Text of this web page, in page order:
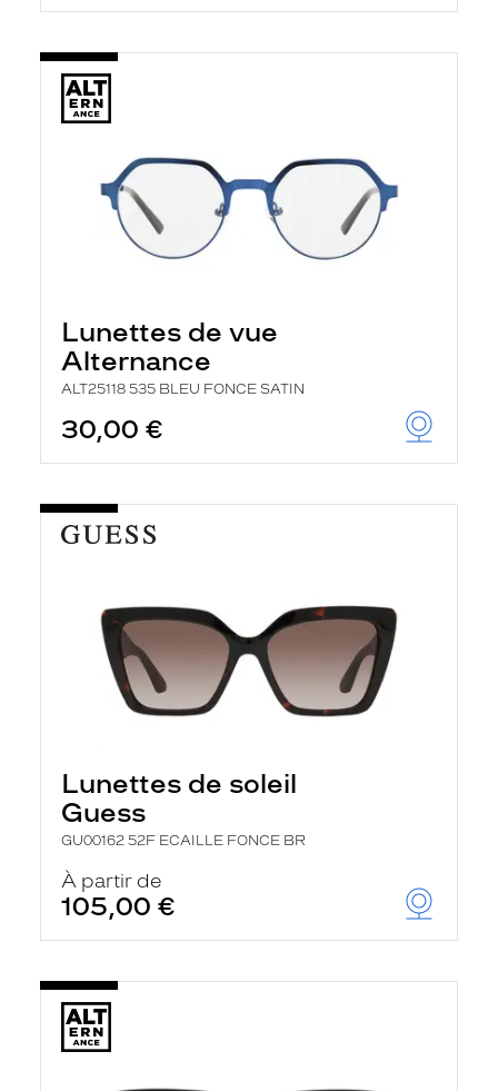
Lunettes de vue
Alternance
ALT25118 535 BLEU FONCE SATIN
30,00 €
Lunettes de soleil
Guess
GU00162 52F ECAILLE FONCE BR
À partir de
105,00 €